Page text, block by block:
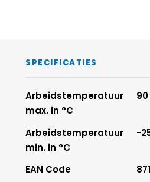
SPECIFICATIES
Arbeidstemperatuur
max. in °C
90
Arbeidstemperatuur
min. in °C
-
EAN Code